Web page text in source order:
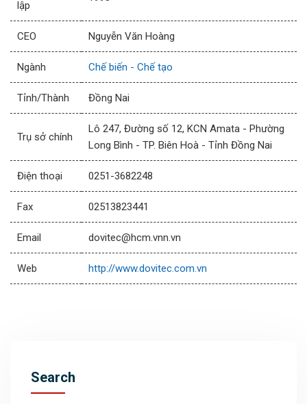
lập
CEO Nguyễn Văn Hoàng
Ngành Chế biến - Chế tạo
Tỉnh/Thành Đồng Nai
Trụ sở chính
Lô 247, Đường số 12, KCN Amata - Phường
Long Bình - TP. Biên Hoà - Tỉnh Đồng Nai
Điện thoại 0251-3682248
Fax 02513823441
Email dovitec@hcm.vnn.vn
Web http://www.dovitec.com.vn
Search